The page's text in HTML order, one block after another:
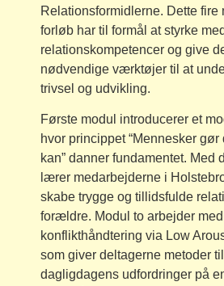
Relationsformidlerne. Dette fire
forløb har til formål at styrke
relationskompetencer og give
nødvendige værktøjer til at
trivsel og udvikling.
Første modul introducerer et
hvor princippet “Mennesker
kan” danner fundamentet. Med
lærer medarbejderne i
skabe trygge og tillidsfulde
forældre. Modul to arbejder med
konflikthåndtering via Low
som giver deltagerne metoder
dagligdagens udfordringer på